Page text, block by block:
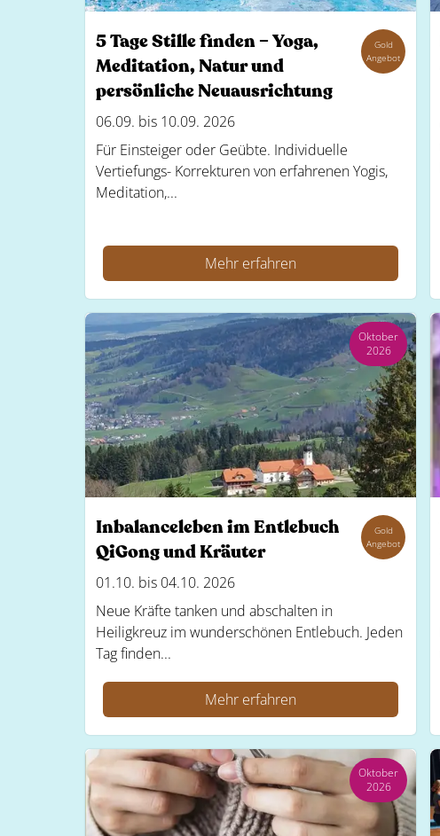
5 Tage Stille finden – Yoga,
Meditation, Natur und
persönliche Neuausrichtung
Gold
Angebot
06.09. bis 10.09. 2026
Für Einsteiger oder Geübte. Individuelle
Vertiefungs- Korrekturen von erfahrenen Yogis,
Meditation,...
Mehr erfahren
Oktober
2026
Inbalanceleben im Entlebuch
QiGong und Kräuter
Gold
Angebot
01.10. bis 04.10. 2026
Neue Kräfte tanken und abschalten in
Heiligkreuz im wunderschönen Entlebuch. Jeden
Tag finden...
Mehr erfahren
Oktober
2026